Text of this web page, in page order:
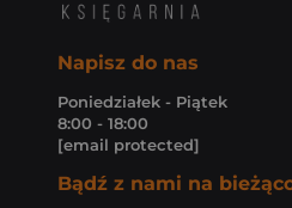
Napisz do nas
Poniedziałek - Piątek
8:00 - 18:00
[email protected]
Bądź z nami na